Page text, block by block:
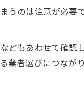
うのは注意が必
どもあわせて確
業者選びにつながり